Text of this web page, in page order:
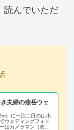
読んでいただ
夫婦の燕岳ウェ
）に一泊二日の山小
ウェディングフォト
はカメラマン（友